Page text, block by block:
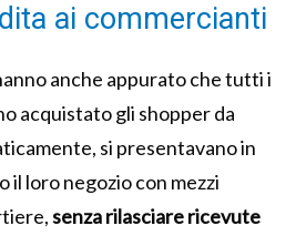
ai commercianti
anche appurato che tutti i
acquistato gli shopper da
si presentavano in
il loro negozio con mezzi
senza rilasciare ricevute